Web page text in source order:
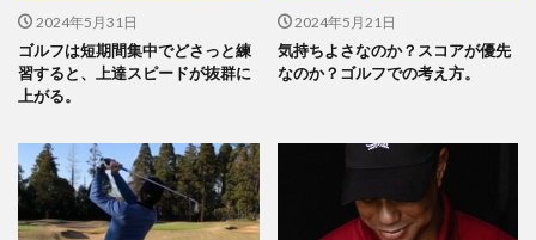
2024年5月31日
ゴルフは短期間集中でどさっと練
習すると、上達スピードが抜群に
上がる。
2024年5月21日
気持ちよさなのか？スコアが優先
なのか？ゴルフでの考え方。